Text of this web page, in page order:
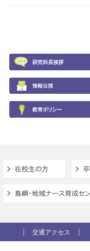
交通アクセス